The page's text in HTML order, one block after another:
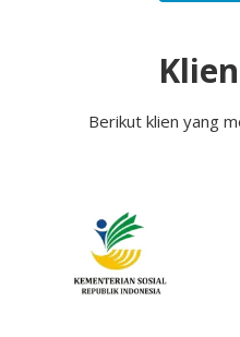
Berikut klien yang